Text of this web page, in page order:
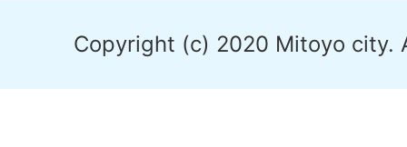
Copyright (c) 2020 Mitoyo city.